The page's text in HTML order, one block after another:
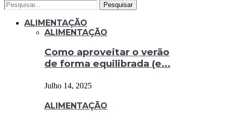
Pesquisar
ALIMENTAÇÃO
ALIMENTAÇÃO
Como aproveitar o verão
de forma equilibrada (e...
Julho 14, 2025
ALIMENTAÇÃO